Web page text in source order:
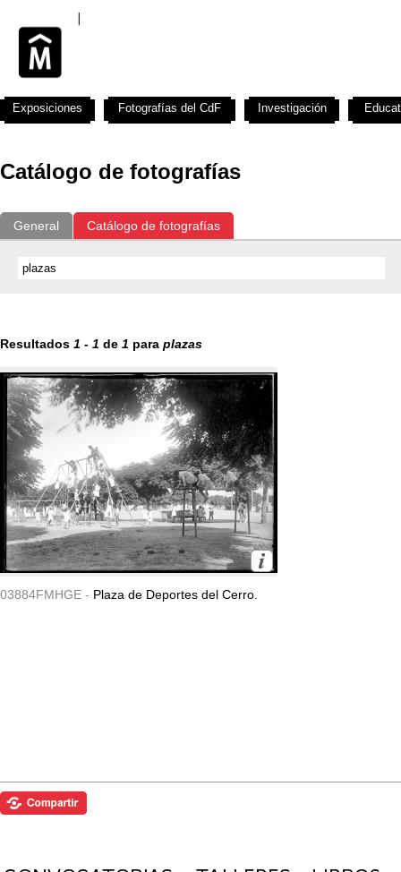
Catálogo de fotografías
General Catálogo de fotografías
Resultados 1 - 1 de 1 para plazas
03884FMHGE - Plaza de Deportes del Cerro.
Exposiciones Fotografías del CdF Investigación